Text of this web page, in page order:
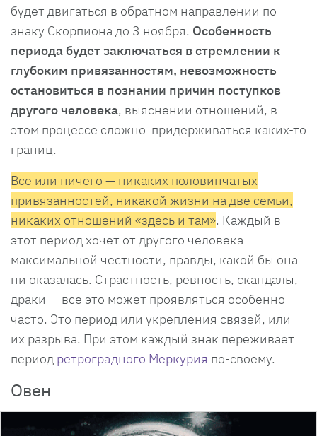
будет двигаться в обратном направлении по
знаку Скорпиона до 3 ноября. Особенность
периода будет заключаться в стремлении к
глубоким привязанностям, невозможность
остановиться в познании причин поступков
другого человека, выяснении отношений, в
этом процессе сложно придерживаться каких-то
границ.
Все или ничего — никаких половинчатых
привязанностей, никакой жизни на две семьи,
никаких отношений «здесь и там». Каждый в
этот период хочет от другого человека
максимальной честности, правды, какой бы она
ни оказалась. Страстность, ревность, скандалы,
драки — все это может проявляться особенно
часто. Это период или укрепления связей, или
их разрыва. При этом каждый знак переживает
период ретроградного Меркурия по-своему.
Овен